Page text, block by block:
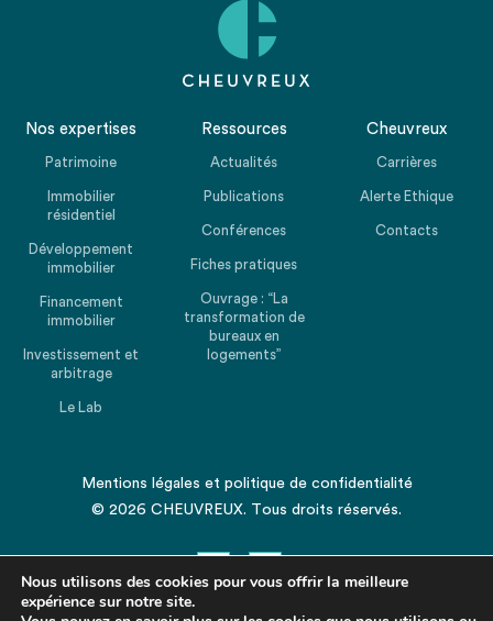
Nos expertises
Patrimoine
Immobilier
résidentiel
Développement
immobilier
Financement
immobilier
Investissement et
arbitrage
Le Lab
Ressources
Actualités
Publications
Conférences
Fiches pratiques
Ouvrage : “La
transformation de
bureaux en
logements”
Cheuvreux
Carrières
Alerte Ethique
Contacts
Mentions légales et politique de confidentialité
© 2026 CHEUVREUX. Tous droits réservés.
Nous utilisons des cookies pour vous offrir la meilleure
expérience sur notre site.